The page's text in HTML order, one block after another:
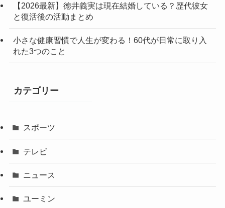
【2026最新】徳井義実は現在結婚している？歴代彼女
と復活後の活動まとめ
小さな健康習慣で人生が変わる！60代が日常に取り入
れた3つのこと
カテゴリー
スポーツ
テレビ
ニュース
ユーミン